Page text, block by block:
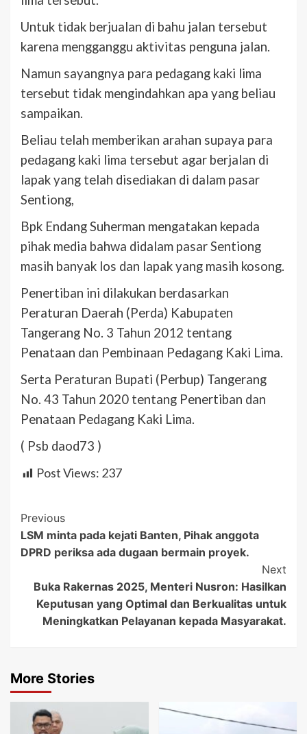
Untuk tidak berjualan di bahu jalan tersebut
karena mengganggu aktivitas penguna jalan.
Namun sayangnya para pedagang kaki lima
tersebut tidak mengindahkan apa yang beliau
sampaikan.
Beliau telah memberikan arahan supaya para
pedagang kaki lima tersebut agar berjalan di
lapak yang telah disediakan di dalam pasar
Sentiong,
Bpk Endang Suherman mengatakan kepada
pihak media bahwa didalam pasar Sentiong
masih banyak los dan lapak yang masih kosong.
Penertiban ini dilakukan berdasarkan
Peraturan Daerah (Perda) Kabupaten
Tangerang No. 3 Tahun 2012 tentang
Penataan dan Pembinaan Pedagang Kaki Lima.
Serta Peraturan Bupati (Perbup) Tangerang
No. 43 Tahun 2020 tentang Penertiban dan
Penataan Pedagang Kaki Lima.
( Psb daod73 )
Post Views: 237
Post
Navigation
Previous
LSM minta pada kejati Banten, Pihak anggota
DPRD periksa ada dugaan bermain proyek.
Next
Buka Rakernas 2025, Menteri Nusron: Hasilkan
Keputusan yang Optimal dan Berkualitas untuk
Meningkatkan Pelayanan kepada Masyarakat.
More Stories